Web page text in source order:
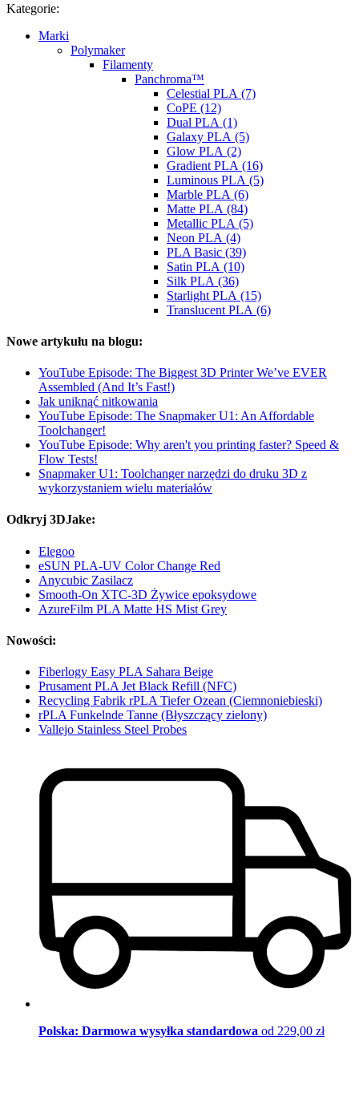
Kategorie:
Marki
Polymaker
Filamenty
Panchroma™
Celestial PLA (7)
CoPE (12)
Dual PLA (1)
Galaxy PLA (5)
Glow PLA (2)
Gradient PLA (16)
Luminous PLA (5)
Marble PLA (6)
Matte PLA (84)
Metallic PLA (5)
Neon PLA (4)
PLA Basic (39)
Satin PLA (10)
Silk PLA (36)
Starlight PLA (15)
Translucent PLA (6)
Nowe artykułu na blogu:
YouTube Episode: The Biggest 3D Printer We’ve EVER
Assembled (And It’s Fast!)
Jak uniknąć nitkowania
YouTube Episode: The Snapmaker U1: An Affordable
Toolchanger!
YouTube Episode: Why aren't you printing faster? Speed &
Flow Tests!
Snapmaker U1: Toolchanger narzędzi do druku 3D z
wykorzystaniem wielu materiałów
Odkryj 3DJake:
Elegoo
eSUN PLA-UV Color Change Red
Anycubic Zasilacz
Smooth-On XTC-3D Żywice epoksydowe
AzureFilm PLA Matte HS Mist Grey
Nowości:
Fiberlogy Easy PLA Sahara Beige
Prusament PLA Jet Black Refill (NFC)
Recycling Fabrik rPLA Tiefer Ozean (Ciemnoniebieski)
rPLA Funkelnde Tanne (Błyszczący zielony)
Vallejo Stainless Steel Probes
Polska: Darmowa wysyłka standardowa od 229,00 zł